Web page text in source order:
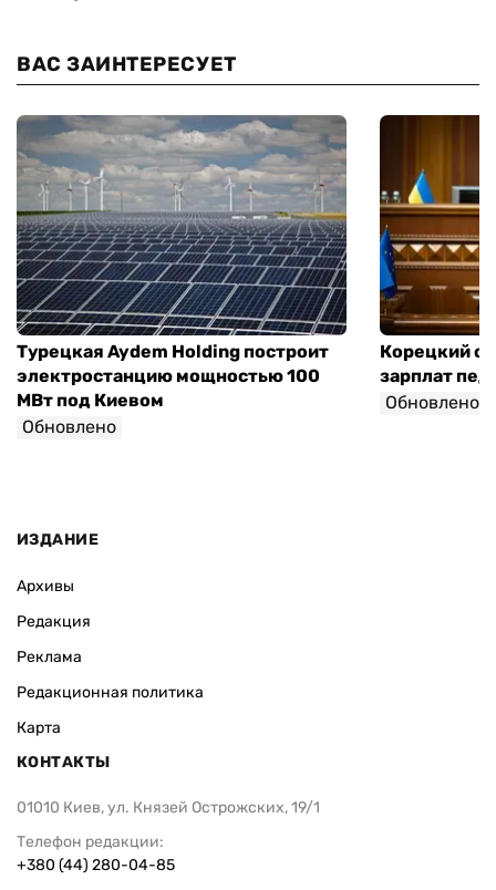
ВАС ЗАИНТЕРЕСУЕТ
Турецкая Aydem Holding построит
электростанцию мощностью 100
МВт под Киевом
Обновлено
Корецкий
зарплат
Обновлено
ИЗДАНИЕ
Архивы
Редакция
Реклама
Редакционная политика
Карта
КОНТАКТЫ
01010 Киев, ул. Князей Острожских, 19/1
Телефон редакции:
+380 (44) 280-04-85